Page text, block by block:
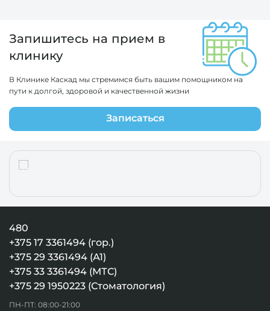
Запишитесь на прием в
клинику
В Клинике Каскад мы стремимся быть вашим помощником на
пути к долгой, здоровой и качественной жизни
Записаться
480
+375 17 3361494 (гор.)
+375 29 3361494 (А1)
+375 33 3361494 (МТС)
+375 29 1950223 (Стоматология)
ПН-ПТ: 08:00-21:00